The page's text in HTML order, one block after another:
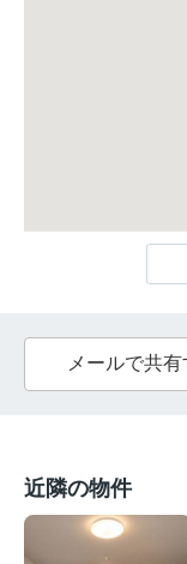
メールで共有
近隣の物件